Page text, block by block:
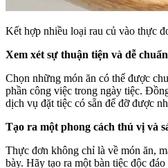
Kết hợp nhiều loại rau củ vào thực
Xem xét sự thuận tiện và dễ
Chọn những món ăn có thể được
phần công việc trong ngày tiệc.
dịch vụ đặt tiệc có sẵn để đỡ được
Tạo ra một phong cách thú vị và
Thực đơn không chỉ là về món ăn,
bày. Hãy tạo ra một bàn tiệc độc